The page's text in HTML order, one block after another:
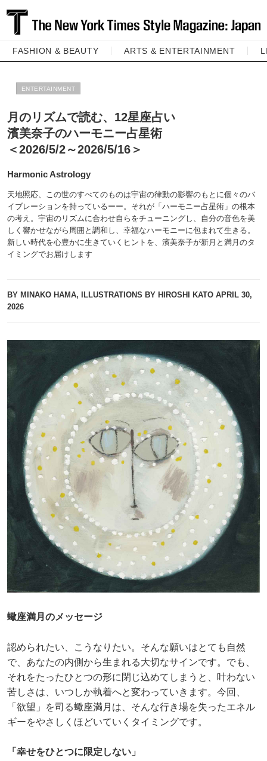
FASHION & BEAUTY ARTS & ENTERTAINMENT
ENTERTAINMENT
月のリズムで読む、12星座占い
濱美奈子のハーモニー占星術
＜2026/5/2～2026/5/16＞
Harmonic Astrology
天地照応、この世のすべてのものは宇宙の律動の影響のもとに個々のバ
イブレーションを持っているーー。それが「ハーモニー占星術」の根本
の考え。宇宙のリズムに合わせ自らをチューニングし、自分の音色を美
しく響かせながら周囲と調和し、幸福なハーモニーに包まれて生きる。
新しい時代を心豊かに生きていくヒントを、濱美奈子が新月と満月のタ
イミングでお届けします
BY MINAKO HAMA, ILLUSTRATIONS BY HIROSHI KATO APRIL 30,
2026
蠍座満月のメッセージ
認められたい、こうなりたい。そんな願いはとても自然
で、あなたの内側から生まれる大切なサインです。でも、
それをたったひとつの形に閉じ込めてしまうと、叶わない
苦しさは、いつしか執着へと変わっていきます。今回、
「欲望」を司る蠍座満月は、そんな行き場を失ったエネル
ギーをやさしくほどいていくタイミングです。
「幸せをひとつに限定しない」